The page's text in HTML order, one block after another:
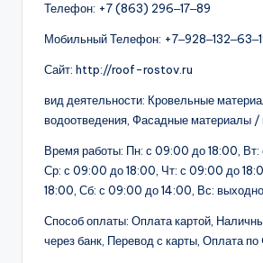
Телефон: +7 (863) 296‒17‒89
Мобильный Телефон:
Сайт: http://roof-rostov.ru
вид деятельности: Кровельные
водоотведения, Фасадные материалы /
Время работы: Пн: с 09:00 до 18:00,
Ср: с 09:00 до 18:00, Чт: с 09:00 до
18:00, Сб: с 09:00 до 14:00, Вс:
Способ оплаты: Оплата картой,
через банк, Перевод с карты, Оплата